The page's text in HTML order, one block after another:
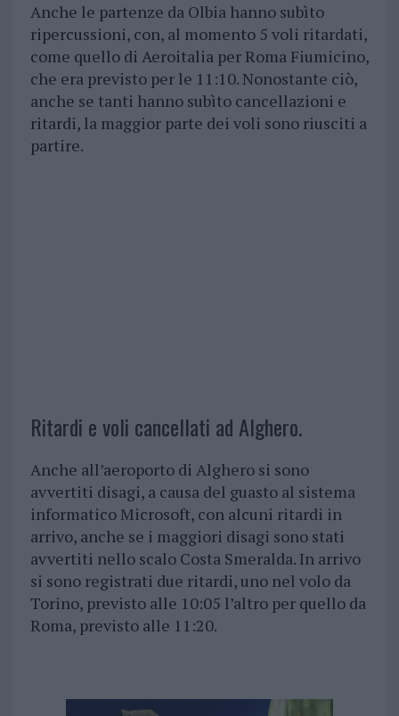
Anche le partenze da Olbia hanno subìto
ripercussioni, con, al momento 5 voli ritardati,
come quello di Aeroitalia per Roma Fiumicino,
che era previsto per le 11:10. Nonostante ciò,
anche se tanti hanno subìto cancellazioni e
ritardi, la maggior parte dei voli sono riusciti a
partire.
Ritardi e voli cancellati ad Alghero.
Anche all’aeroporto di Alghero si sono
avvertiti disagi, a causa del guasto al sistema
informatico Microsoft, con alcuni ritardi in
arrivo, anche se i maggiori disagi sono stati
avvertiti nello scalo Costa Smeralda. In arrivo
si sono registrati due ritardi, uno nel volo da
Torino, previsto alle 10:05 l’altro per quello da
Roma, previsto alle 11:20.